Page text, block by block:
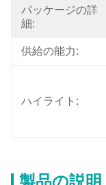
パッケージの詳
細:
供給の能力:
ハイライト:
製品の説明